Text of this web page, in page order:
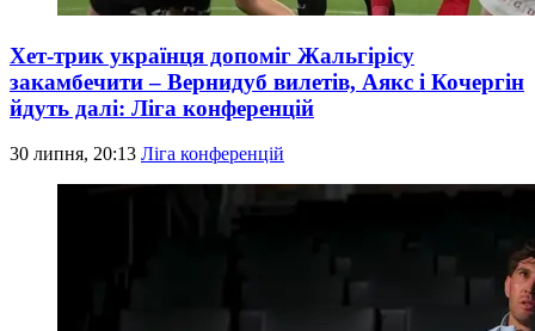
Хет-трик українця допоміг Жальгірісу
закамбечити – Вернидуб вилетів, Аякс і Кочергін
йдуть далі: Ліга конференцій
30 липня, 20:13 Ліга конференцій